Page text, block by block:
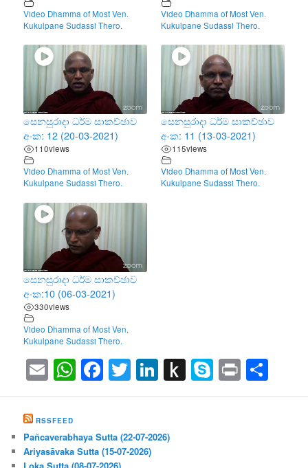
Video Dhamma of Most Ven.
Kukulpane Sudassi Thero.
Video Dhamma of Most Ven.
Kukulpane Sudassi Thero.
සෙනසුරාදා ධර්ම සාකච්ඡාව
අංක: 12 (20-03-2021)
110views
Video Dhamma of Most Ven.
Kukulpane Sudassi Thero.
සෙනසුරාදා ධර්ම සාකච්ඡාව
අංක: 11 (13-03-2021)
115views
Video Dhamma of Most Ven.
Kukulpane Sudassi Thero.
සෙනසුරාදා ධර්ම සාකච්ඡාව
අංක:10 (06-03-2021)
330views
Video Dhamma of Most Ven.
Kukulpane Sudassi Thero.
EmailWhatsApp
Facebook
Twitter
LinkedIn
Push
to
Skype
Print
RSSFEED
Pañcaverabhaya Sutta (22-07-2026)
Ariyasāvaka Sutta (15-07-2026)